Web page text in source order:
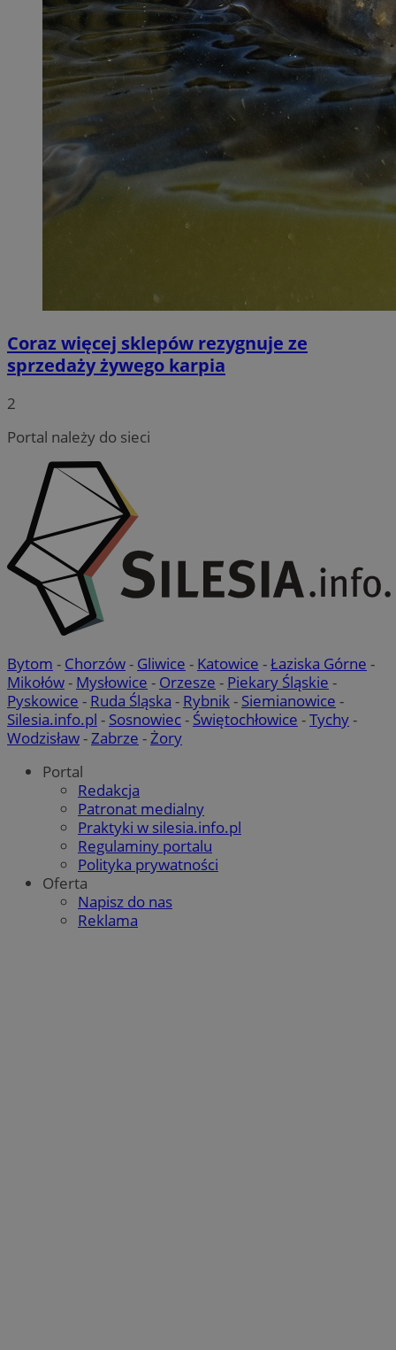
Coraz więcej sklepów rezygnuje ze
sprzedaży żywego karpia
2
Portal należy do sieci
Bytom - Chorzów- Gliwice - Katowice -Łaziska Górne -
Mikołów- Mysłowice - Orzesze - Piekary Śląskie -
Pyskowice - Ruda Śląska - Rybnik- Siemianowice -
Silesia.info.pl - Sosnowiec- Świętochłowice -Tychy-
Wodzisław-Zabrze -Żory
Portal
Redakcja
Patronat medialny
Praktyki w silesia.info.pl
Regulaminy portalu
Polityka prywatności
Oferta
Napisz do nas
Reklama